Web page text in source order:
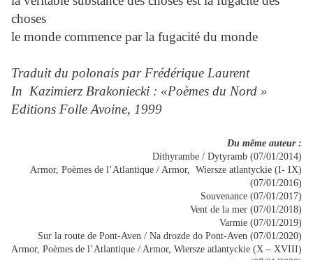
choses
le monde commence par la fugacité du monde
Traduit du polonais par Frédérique Laurent
In Kazimierz Brakoniecki : «Poèmes du Nord »
Editions Folle Avoine, 1999
Du même auteur :
Dithyrambe / Dytyramb (07/01/2014)
Armor, Poèmes de l’Atlantique / Armor, Wiersze atlantyckie (I- IX)
(07/01/2016)
Souvenance (07/01/2017)
Vent de la mer (07/01/2018)
Varmie (07/01/2019)
Sur la route de Pont-Aven / Na drozde do Pont-Aven (07/01/2020)
Armor, Poèmes de l’Atlantique / Armor, Wiersze atlantyckie (X – XVIII)